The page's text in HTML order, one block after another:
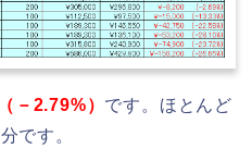
－2.79%） です。ほとんど
です。